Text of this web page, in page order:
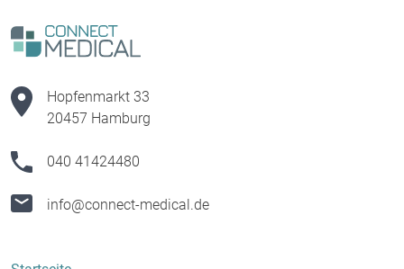
Hopfenmarkt 33
20457 Hamburg
040 41424480
info@connect-medical.de